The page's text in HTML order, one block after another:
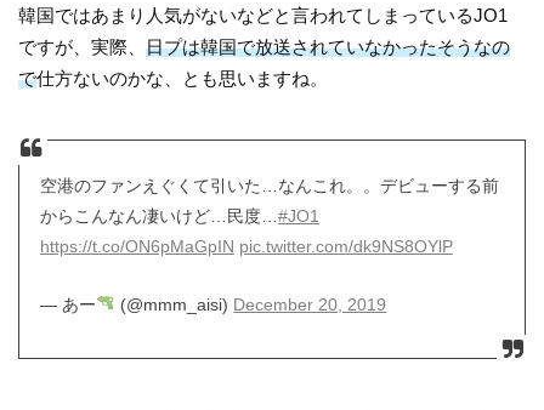
韓国ではあまり人気がないなどと言われてしまっているJO1
ですが、実際、日プは韓国で放送されていなかったそうなの
で仕方ないのかな、とも思いますね。
空港のファンえぐくて引いた…なんこれ。。デビューする前
からこんなん凄いけど…民度… #JO1
https://t.co/ON6pMaGpIN pic.twitter.com/dk9NS8OYlP
— あー (@mmm_aisi) December 20, 2019